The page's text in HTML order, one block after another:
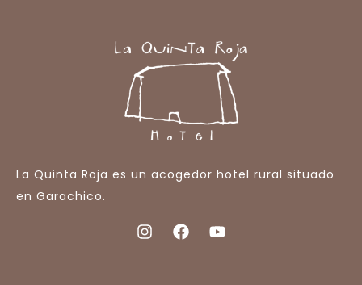
La Quinta Roja es un acogedor hotel rural situado
en Garachico.